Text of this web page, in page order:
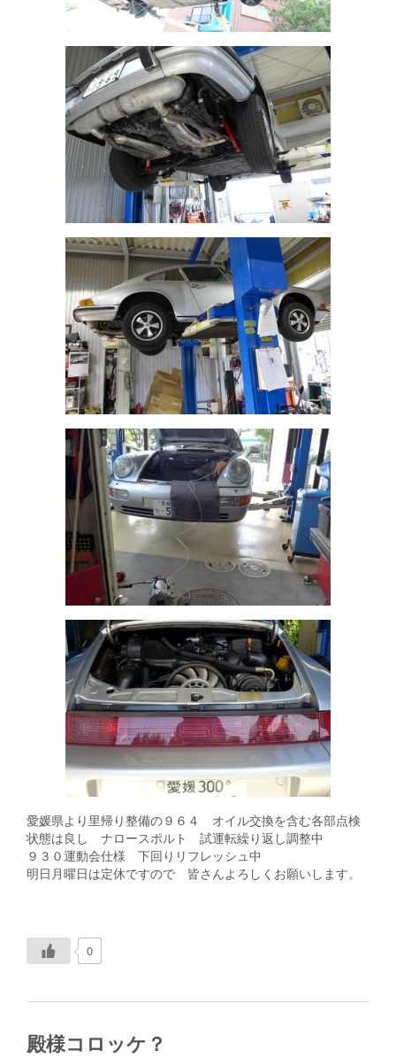
愛媛県より里帰り整備の９６４ オイル交換を含む各部点検
状態は良し ナロースポルト 試運転繰り返し調整中
９３０運動会仕様 下回りリフレッシュ中
明日月曜日は定休ですので 皆さんよろしくお願いします。
0
殿様コロッケ？